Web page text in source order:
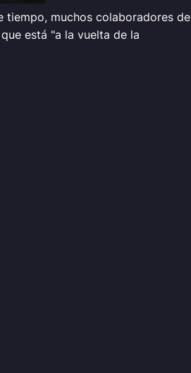
muchos colaboradores de
está "a la vuelta de la